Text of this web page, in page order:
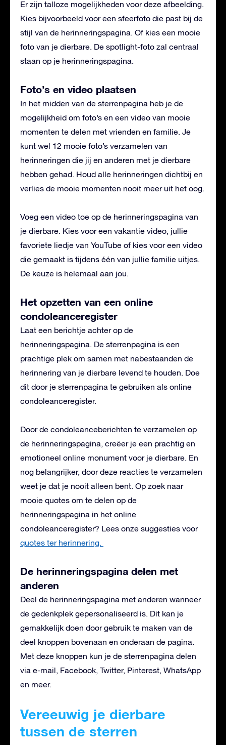
Er zijn talloze mogelijkheden voor deze afbeelding.
Kies bijvoorbeeld voor een sfeerfoto die past bij de
stijl van de herinneringspagina. Of kies een mooie
foto van je dierbare. De spotlight-foto zal centraal
staan op je herinneringspagina.
Foto’s en video plaatsen
In het midden van de sterrenpagina heb je de
mogelijkheid om foto’s en een video van mooie
momenten te delen met vrienden en familie. Je
kunt wel 12 mooie foto’s verzamelen van
herinneringen die jij en anderen met je dierbare
hebben gehad. Houd alle herinneringen dichtbij en
verlies de mooie momenten nooit meer uit het oog.
Voeg een video toe op de herinneringspagina van
je dierbare. Kies voor een vakantie video, jullie
favoriete liedje van YouTube of kies voor een video
die gemaakt is tijdens één van jullie familie uitjes.
De keuze is helemaal aan jou.
Het opzetten van een online
condoleanceregister
Laat een berichtje achter op de
herinneringspagina. De sterrenpagina is een
prachtige plek om samen met nabestaanden de
herinnering van je dierbare levend te houden. Doe
dit door je sterrenpagina te gebruiken als online
condoleanceregister.
Door de condoleanceberichten te verzamelen op
de herinneringspagina, creëer je een prachtig en
emotioneel online monument voor je dierbare. En
nog belangrijker, door deze reacties te verzamelen
weet je dat je nooit alleen bent. Op zoek naar
mooie quotes om te delen op de
herinneringspagina in het online
condoleanceregister? Lees onze suggesties voor
quotes ter herinnering.
De herinneringspagina delen met
anderen
Deel de herinneringspagina met anderen wanneer
de gedenkplek gepersonaliseerd is. Dit kan je
gemakkelijk doen door gebruik te maken van de
deel knoppen bovenaan en onderaan de pagina.
Met deze knoppen kun je de sterrenpagina delen
via e-mail, Facebook, Twitter, Pinterest, WhatsApp
en meer.
Vereeuwig je dierbare
tussen de sterren